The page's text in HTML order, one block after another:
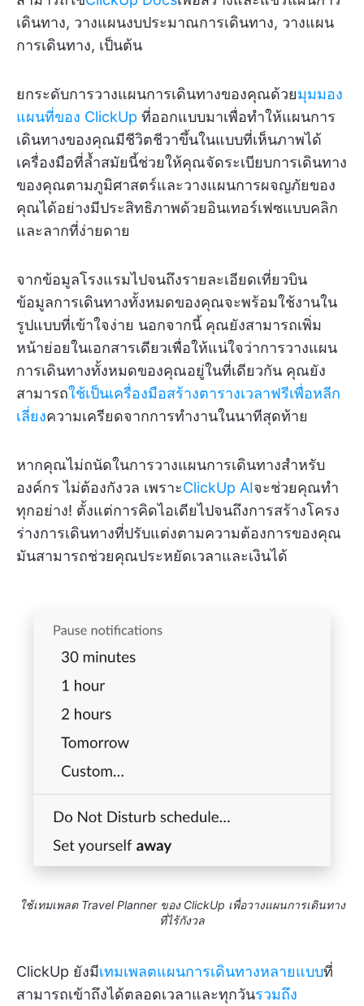
เดินทาง, วางแผนงบประมาณการเดินทาง, วางแผน
การเดินทาง, เป็นต้น
ยกระดับการวางแผนการเดินทางของคุณด้วยมุมมอง
แผนที่ของ ClickUp ที่ออกแบบมาเพื่อทำให้แผนการ
เดินทางของคุณมีชีวิตชีวาขึ้นในแบบที่เห็นภาพได้
เครื่องมือที่ล้ำสมัยนี้ช่วยให้คุณจัดระเบียบการเดินทาง
ของคุณตามภูมิศาสตร์และวางแผนการผจญภัยของ
คุณได้อย่างมีประสิทธิภาพด้วยอินเทอร์เฟซแบบคลิก
และลากที่ง่ายดาย
จากข้อมูลโรงแรมไปจนถึงรายละเอียดเที่ยวบิน
ข้อมูลการเดินทางทั้งหมดของคุณจะพร้อมใช้งานใน
รูปแบบที่เข้าใจง่าย นอกจากนี้ คุณยังสามารถเพิ่ม
หน้าย่อยในเอกสารเดียวเพื่อให้แน่ใจว่าการวางแผน
การเดินทางทั้งหมดของคุณอยู่ในที่เดียวกัน คุณยัง
สามารถใช้เป็นเครื่องมือสร้างตารางเวลาฟรีเพื่อหลีก
เลี่ยงความเครียดจากการทำงานในนาทีสุดท้าย
หากคุณไม่ถนัดในการวางแผนการเดินทางสำหรับ
องค์กร ไม่ต้องกังวล เพราะClickUp AIจะช่วยคุณทำ
ทุกอย่าง! ตั้งแต่การคิดไอเดียไปจนถึงการสร้างโครง
ร่างการเดินทางที่ปรับแต่งตามความต้องการของคุณ
มันสามารถช่วยคุณประหยัดเวลาและเงินได้
ใช้เทมเพลต Travel Planner ของ ClickUp เพื่อวางแผนการเดินทาง
ที่ไร้กังวล
ClickUp ยังมีเทมเพลตแผนการเดินทางหลายแบบที่
สามารถเข้าถึงได้ตลอดเวลาและทุกวันรวมถึง